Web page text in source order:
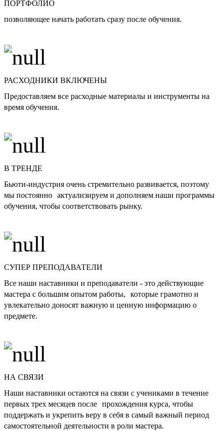
ПОРТФОЛИО
позволяющее начать работать сразу после обучения.
РАСХОДНИКИ ВКЛЮЧЕНЫ
Предоставляем все расходные материалы и инструменты на
время обучения.
В ТРЕНДЕ
Бьюти-индустрия очень стремительно развивается, поэтому
мы постоянно актуализируем и дополняем наши программы
обучения, чтобы соответствовать рынку.
СУПЕР ПРЕПОДАВАТЕЛИ
Все наши наставники и преподаватели - это действующие
мастера с большим опытом работы, которые грамотно и
увлекательно доносят важную и ценную информацию о
предмете.
НА СВЯЗИ
Наши наставники остаются на связи с учениками в течение
первых трех месяцев после прохождения курса, чтобы
поддержать и укрепить веру в себя в самый важный период
самостоятельной деятельности в роли мастера.